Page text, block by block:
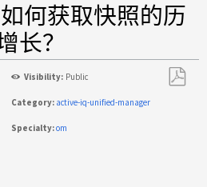
如何获取快照的历
长？
Visibility: Public
Category: active-iq-unified-manager
Specialty:om